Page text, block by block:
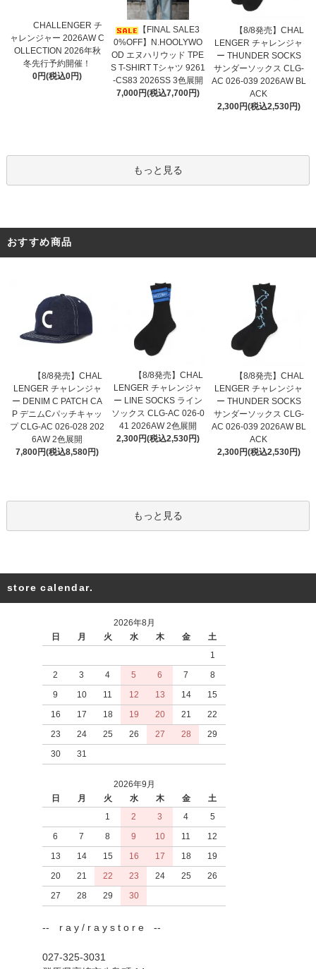
CHALLENGER チ
ャレンジャー 2026AW C
OLLECTION 2026年秋
冬先行予約開催！
0円(税込0円)
【FINAL SALE3
0%OFF】N.HOOLYWO
OD エヌハリウッド TPE
S T-SHIRT Tシャツ 9261
-CS83 2026SS 3色展開
7,000円(税込7,700円)
【8/8発売】CHAL
LENGER チャレンジャ
ー THUNDER SOCKS
サンダーソックス CLG-
AC 026-039 2026AW BL
ACK
2,300円(税込2,530円)
もっと見る
おすすめ商品
【8/8発売】CHAL
LENGER チャレンジャ
ー DENIM C PATCH CA
P デニムCパッチキャッ
プ CLG-AC 026-028 202
6AW 2色展開
7,800円(税込8,580円)
【8/8発売】CHAL
LENGER チャレンジャ
ー LINE SOCKS ライン
ソックス CLG-AC 026-0
41 2026AW 2色展開
2,300円(税込2,530円)
【8/8発売】CHAL
LENGER チャレンジャ
ー THUNDER SOCKS
サンダーソックス CLG-
AC 026-039 2026AW BL
ACK
2,300円(税込2,530円)
もっと見る
store calendar.
2026年8月
日
月 火 水 木 金
土
1
2
3 4 5 6 7
8
9
10 11 12 13 14
15
16
17 18 19 20 21
22
23
24 25 26 27 28
29
30
31
2026年9月
日
月 火 水 木 金
土
1
2 3 4
5
6
7 8 9 10 11
12
13
14 15 16 17 18
19
20
21 22 23 24 25
26
27
28 29 30
-- r a y / r a y s t o r e --
027-325-3031